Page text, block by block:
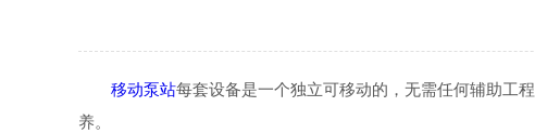
移动泵站每套设备是一个独立可移动的，无需任何辅助工
养。